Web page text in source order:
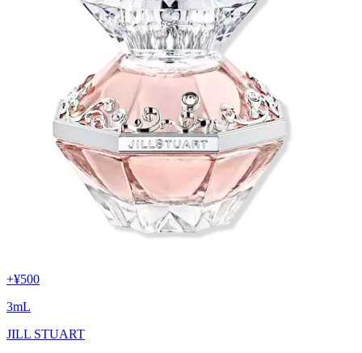
+¥500
3mL
JILL STUART